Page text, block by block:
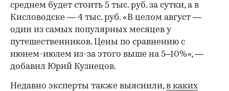
среднем будет стоить 5 тыс. руб. за сутки, а в
Кисловодске — 4 тыс. руб. «В целом август —
один из самых популярных месяцев у
путешественников. Цены по сравнению с
июнем-июлем из-за этого выше на 5–10%», —
добавил Юрий Кузнецов.
Недавно эксперты также выяснили,в каких